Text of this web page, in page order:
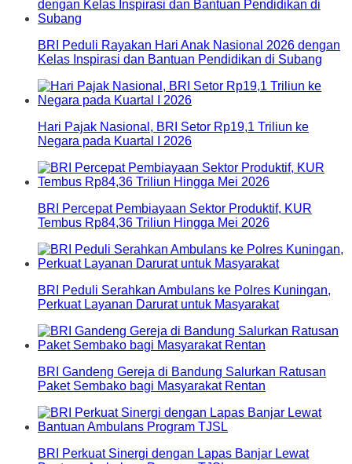
BRI Peduli Rayakan Hari Anak Nasional 2026 dengan
Kelas Inspirasi dan Bantuan Pendidikan di Subang
Hari Pajak Nasional, BRI Setor Rp19,1 Triliun ke
Negara pada Kuartal I 2026
BRI Percepat Pembiayaan Sektor Produktif, KUR
Tembus Rp84,36 Triliun Hingga Mei 2026
BRI Peduli Serahkan Ambulans ke Polres Kuningan,
Perkuat Layanan Darurat untuk Masyarakat
BRI Gandeng Gereja di Bandung Salurkan Ratusan
Paket Sembako bagi Masyarakat Rentan
BRI Perkuat Sinergi dengan Lapas Banjar Lewat